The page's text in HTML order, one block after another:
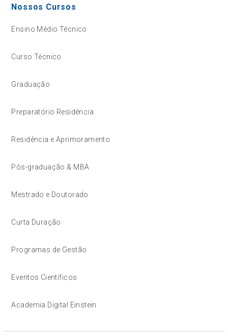
Nossos Cursos
Ensino Médio Técnico
Curso Técnico
Graduação
Preparatório Residência
Residência e Aprimoramento
Pós-graduação & MBA
Mestrado e Doutorado
Curta Duração
Programas de Gestão
Eventos Científicos
Academia Digital Einstein